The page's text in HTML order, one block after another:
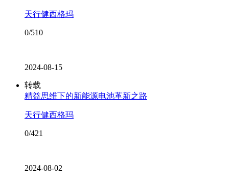
天行健西格玛
0/510
2024-08-15
转载
精益思维下的新能源电池革新之路
天行健西格玛
0/421
2024-08-02